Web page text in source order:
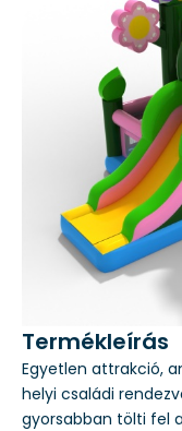
Termékleírás
Egyetlen attrakció,
helyi családi
gyorsabban tölti fel